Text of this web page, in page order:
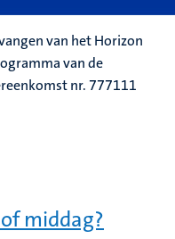
van het Horizon
van de
nr. 777111
middag?